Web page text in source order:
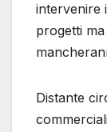
intervenire
progetti
Distante